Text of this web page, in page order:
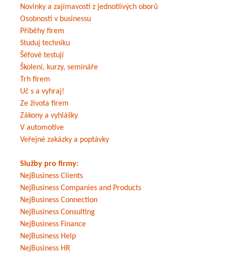
Novinky a zajímavosti z jednotlivých oborů
Osobnosti v businessu
Příběhy firem
Studuj techniku
Šéfové testují
Školení, kurzy, semináře
Trh firem
Uč s a vyhraj!
Ze života firem
Zákony a vyhlášky
V automotive
Veřejné zakázky a poptávky
Služby pro firmy:
NejBusiness Clients
NejBusiness Companies and Products
NejBusiness Connection
NejBusiness Consulting
NejBusiness Finance
NejBusiness Help
NejBusiness HR